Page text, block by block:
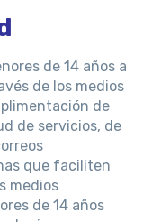
de 14 años a
de los medios
de
de servicios, de
que faciliten
medios
de 14 años